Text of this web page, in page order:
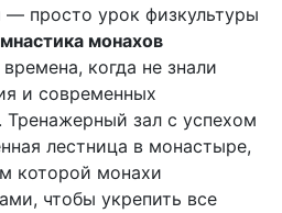
просто урок физкультуры
монахов
когда не знали
и современных
Тренажерный зал с успехом
лестница в монастыре,
которой монахи
чтобы укрепить все